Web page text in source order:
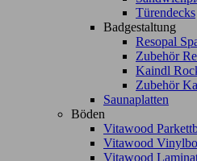
Türendecks
Badgestaltung
Resopal
Zubehör
Kaindl
Zubehör
Saunaplatten
Böden
Vitawood
Vitawood
Vitawood